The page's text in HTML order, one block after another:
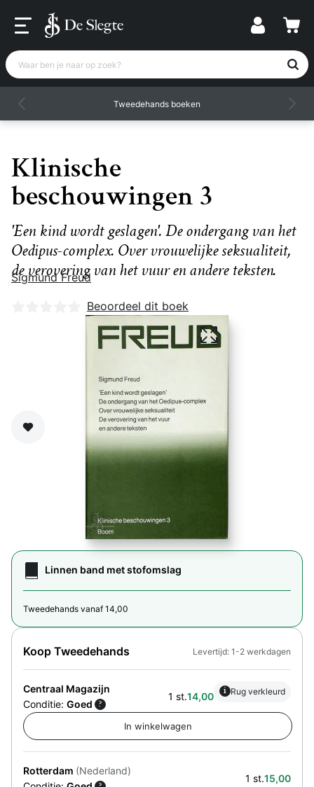
Waar ben je naar op zoek?
Tweedehands boeken
Klinische
beschouwingen 3
'Een kind wordt geslagen'. De ondergang van het
Oedipus-complex. Over vrouwelijke seksualiteit,
de verovering van het vuur en andere teksten.
Sigmund Freud
Nog geen beoordelingen
Beoordeel dit boek
Zet op verlanglijst
Linnen band met stofomslag
Tweedehands vanaf 14,00
Koop Tweedehands
Centraal Magazijn
Conditie: Goed ?
1 st.14,00 i Rug verkleurd
Rotterdam (Nederland)
1 st.15,00
Levertijd: 1-2 werkdagen